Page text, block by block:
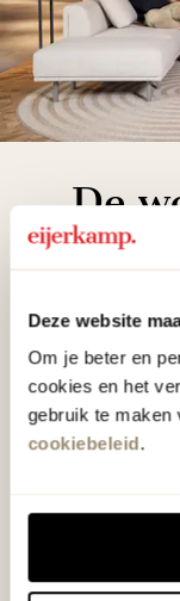
Deze website
Om je beter en
cookies en het
gebruik te maken
cookiebeleid.
De
gezien
Wie kent
'Weer
hebben
slaap- en
in